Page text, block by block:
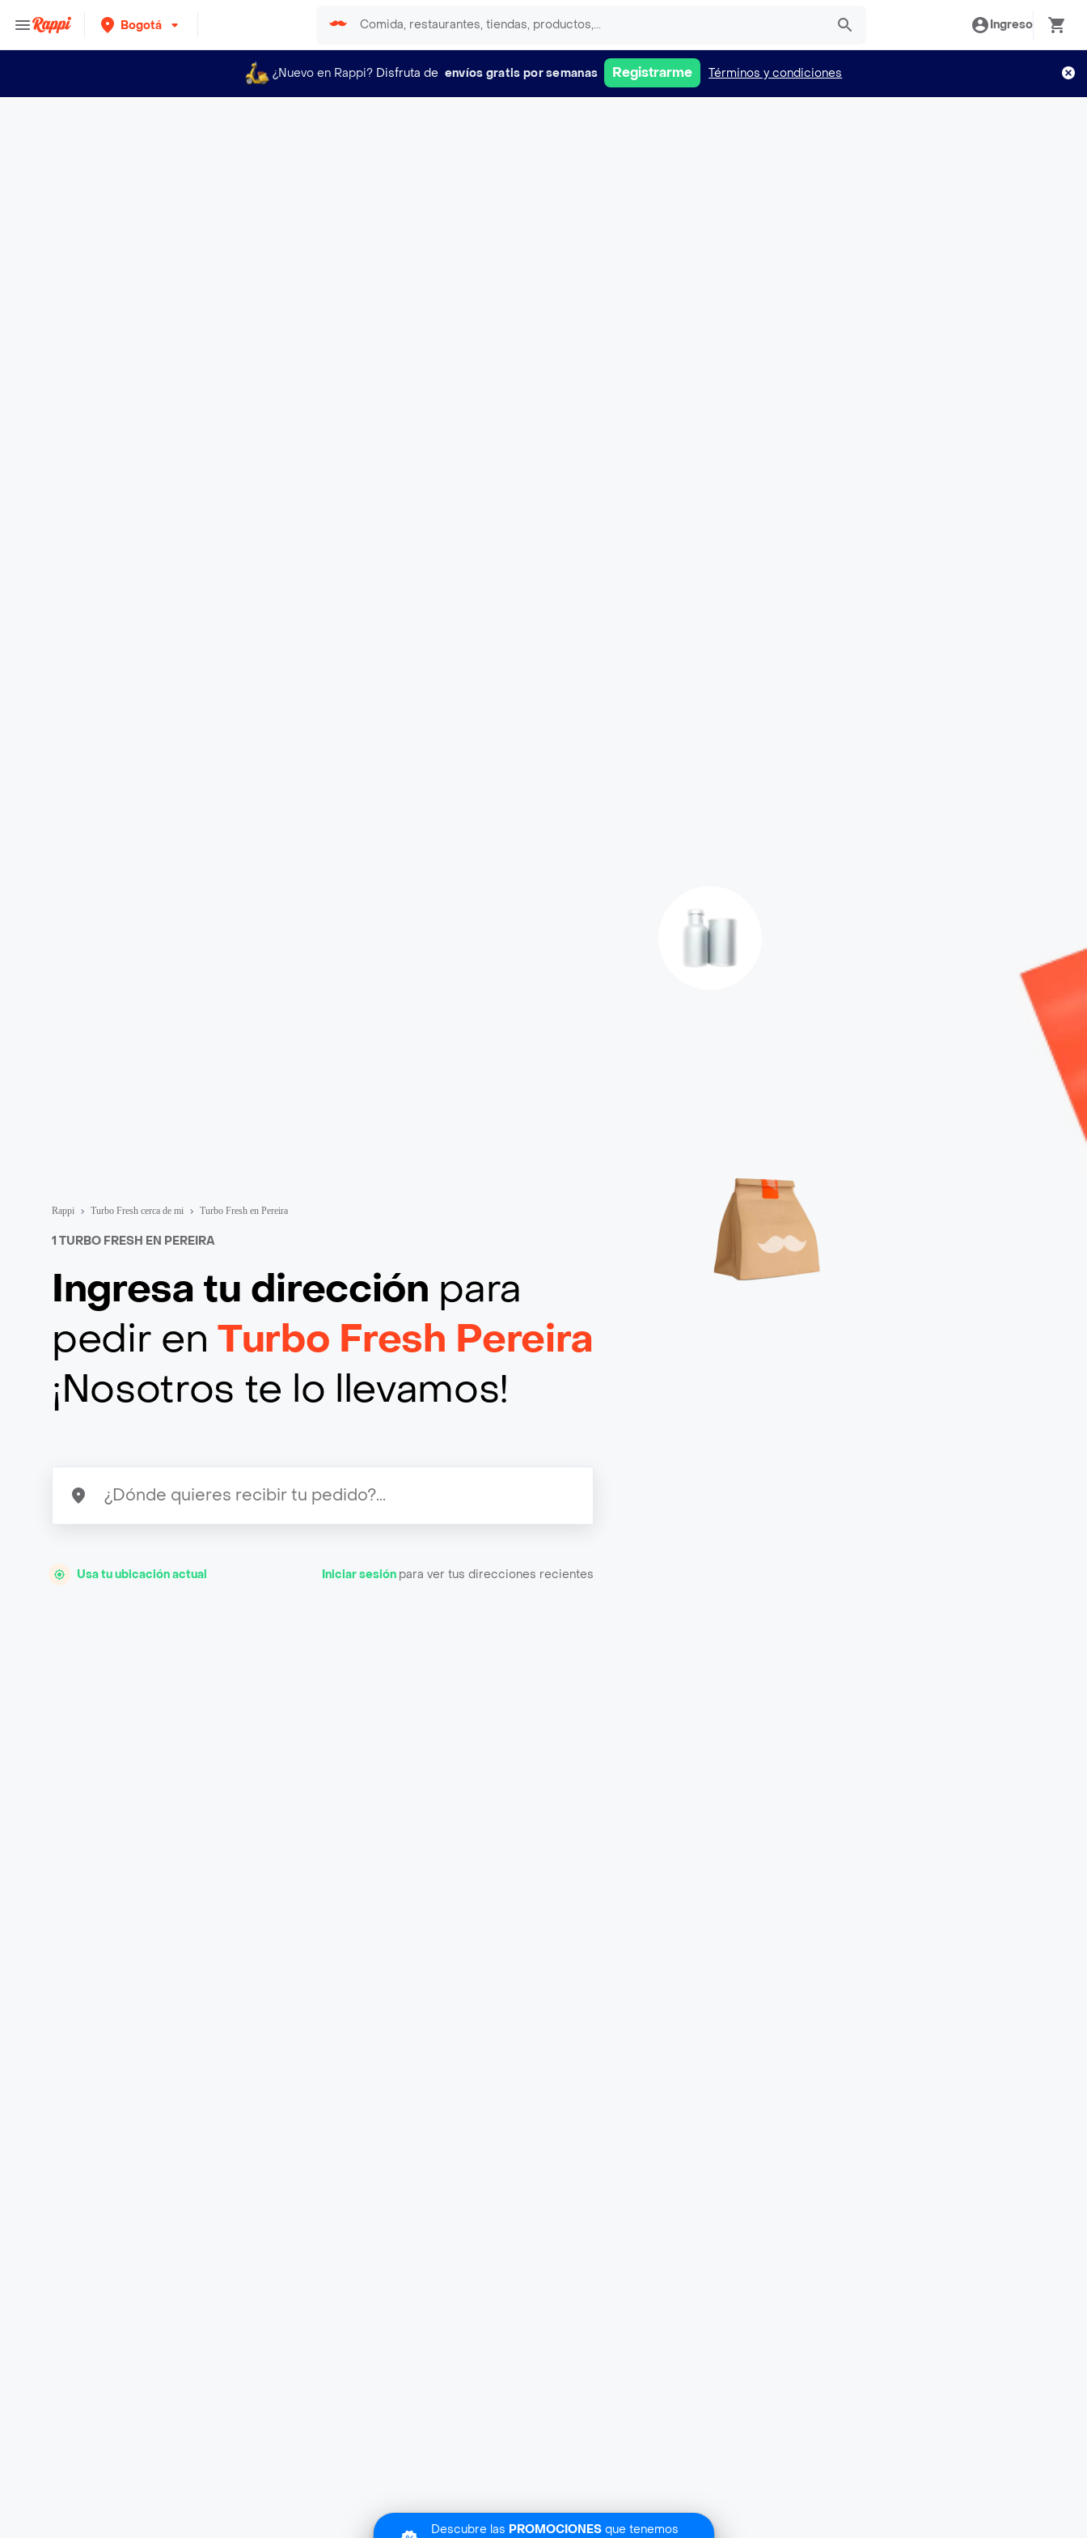
Bogotá Ingreso
Descubre las PROMOCIONES que tenemos
¿Nuevo en Rappi? Disfruta de envíos gratis por semanas Registrarme Términos y condiciones
Rappi Turbo Fresh cerca de mi Turbo Fresh en Pereira
1 TURBO FRESH EN PEREIRA
Ingresa tu dirección para
pedir enTurbo Fresh Pereira
¡Nosotros te lo llevamos!
Usa tu ubicación actual Iniciar sesión para ver tus direcciones recientes